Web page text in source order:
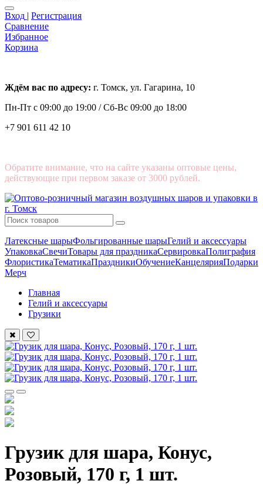
Вход | Регистрация
Сравнение
Избранное
Корзина
Ждём вас по адресу: г. Томск, ул. Гагарина, 10
Пн-Пт с 09:00 до 19:00 /Сб-Вс 09:00 до 18:00
+7 901 611 42 10
Обратите внимание, что на сайте указаны оптовые цены,
действующие при первом заказе от 3000 рублей.
Латексные шарыФольгированные шарыГелий и аксессуары
УпаковкаСвечиТовары для праздникаСервировкаПолиграфия
ФлористикаТематикаПраздникиОбучениеКанцелярияПодарки
Мерч
Главная
Гелий и аксессуары
Грузики
Грузик для шара, Конус,
Розовый, 170 г, 1 шт.